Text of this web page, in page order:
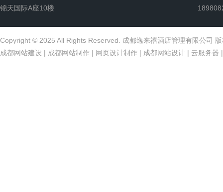
锦天国际A座10楼
Copyright © 2025 All Rights Reserved. 成都逸来禧酒店管理有限公司
成都网站建设 | 成都网站制作 | 网页设计制作 | 成都网站设计 | 云服务器